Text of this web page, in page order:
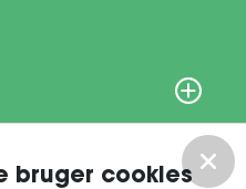
bruger cookies